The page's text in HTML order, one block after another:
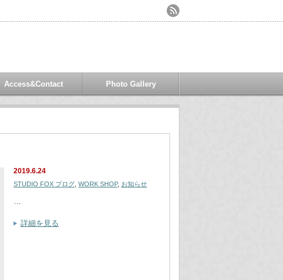
Access&Contact Photo Gallery
2019.6.24
STUDIO FOX ブログ WORK SHOP, お知らせ
…
詳細を見る